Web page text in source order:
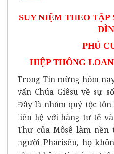
SUY NIỆM THEO
PHÚ
HIỆP THÔNG
Trong Tin mừng hôm
vấn Chúa Giêsu về sự
Đây là nhóm quý tộc tôn
liên hệ với hàng tư tế
Thư của Môsê làm
người Pharisêu, họ